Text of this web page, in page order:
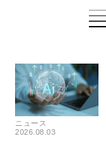
ニュース
2026.08.03